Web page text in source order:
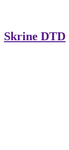
Skrine DTD